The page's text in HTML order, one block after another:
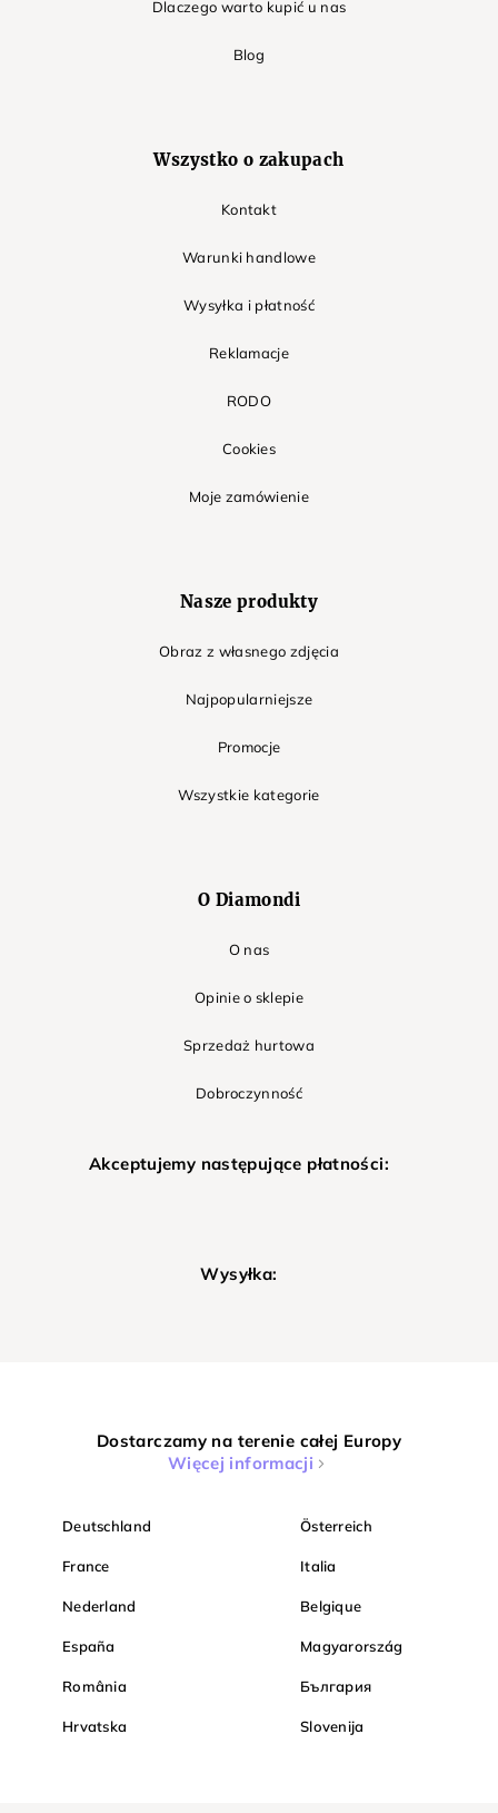
Dlaczego warto kupić u nas
Blog
Wszystko o zakupach
Kontakt
Warunki handlowe
Wysyłka i płatność
Reklamacje
RODO
Cookies
Moje zamówienie
Nasze produkty
Obraz z własnego zdjęcia
Najpopularniejsze
Promocje
Wszystkie kategorie
O Diamondi
O nas
Opinie o sklepie
Sprzedaż hurtowa
Dobroczynność
Akceptujemy następujące płatności:
Wysyłka:
Dostarczamy na terenie całej Europy
Więcej informacji
Deutschland Österreich
France Italia
Nederland Belgique
España Magyarország
România България
Hrvatska Slovenija